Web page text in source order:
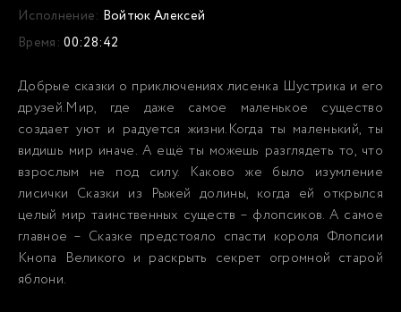
Исполнение: Войтюк Алексей
Время: 00:28:42
Добрые сказки о приключениях лисенка Шустрика и его
друзей.Мир, где даже самое маленькое существо
создает уют и радуется жизни.Когда ты маленький, ты
видишь мир иначе. А ещё ты можешь разглядеть то, что
взрослым не под силу. Каково же было изумление
лисички Сказки из Рыжей долины, когда ей открылся
целый мир таинственных существ – флопсиков. А самое
главное – Сказке предстояло спасти короля Флопсии
Кнопа Великого и раскрыть секрет огромной старой
яблони.